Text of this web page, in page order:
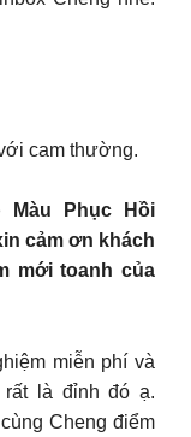
cam thường.
Màu Phục Hồi
cảm ơn khách
mới toanh của
miễn phí và
rất là đỉnh đó ạ.
Cheng điểm